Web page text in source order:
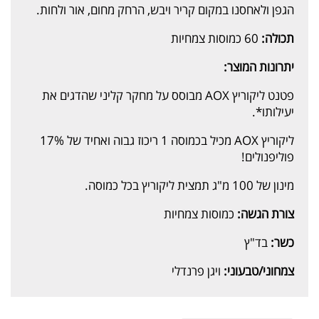
הגפן ולאחסנו במקום קריר ויבש, הרחק מחום, אור ולחות.
תכולה:
יתרונות המוצר:
פטנט ליקוריץ AOX מבוסס על מחקר קליני שהדגים את
יעילותו*.
ליקוריץ AOX מכיל בכמוסה 1 ריכוז גבוה ואחיד של 17%
פוליפנולים!
מינון של 100 מ"ג תמצית ליקוריץ בכל כמוסה.
צורת הגשה: כמוסות צמחיות
כשר: בד"ץ
צמחוני/טבעוני: ויגן פרנדלי